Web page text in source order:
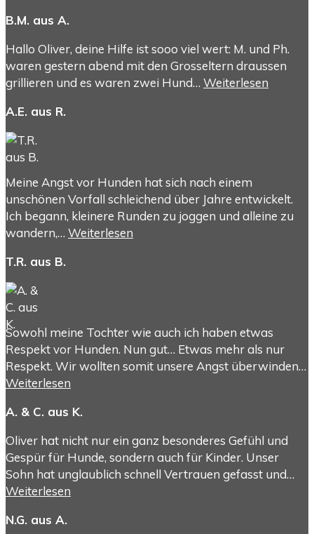
B.M. aus A.
Hallo Oliver, deine Hilfe ist sooo viel wert: M. und Ph.
waren gestern abend mit den Grosseltern draussen
grillieren und es waren zwei Hund… Weiterlesen
A.E. aus R.
Meine Angst vor Hunden hat sich nach einem
unschönen Vorfall schleichend über Jahre entwickelt.
Ich begann, kleinere Runden zu joggen und alleine zu
wandern,… Weiterlesen
T.R. aus B.
Sowohl meine Tochter wie auch ich haben etwas
Respekt vor Hunden. Nun gut… Etwas mehr als nur
Respekt. Wir wollten somit unsere Angst überwinden…
Weiterlesen
A. & C. aus K.
Oliver hat nicht nur ein ganz besonderes Gefühl und
Gespür für Hunde, sondern auch für Kinder. Unser
Sohn hat unglaublich schnell Vertrauen gefasst und…
Weiterlesen
N.G. aus A.